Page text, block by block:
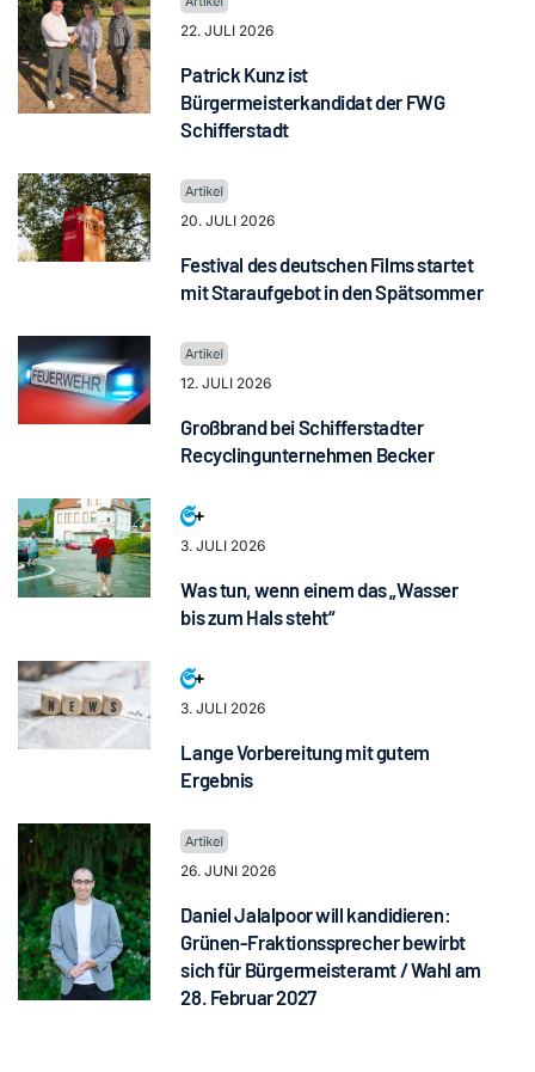
22. JULI 2026
Patrick Kunz ist
Bürgermeisterkandidat der FWG
Schifferstadt
20. JULI 2026
Festival des deutschen Films startet
mit Staraufgebot in den Spätsommer
12. JULI 2026
Großbrand bei Schifferstadter
Recyclingunternehmen Becker
3. JULI 2026
Was tun, wenn einem das „Wasser
bis zum Hals steht“
3. JULI 2026
Lange Vorbereitung mit gutem
Ergebnis
26. JUNI 2026
Daniel Jalalpoor will kandidieren:
Grünen-Fraktionssprecher bewirbt
sich für Bürgermeisteramt / Wahl am
28. Februar 2027